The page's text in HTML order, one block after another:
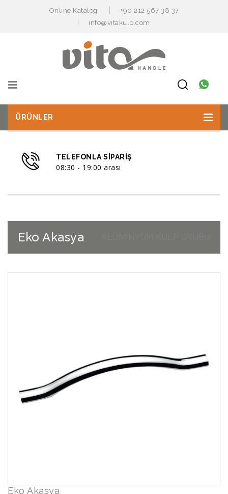
Online Katalog
+90 212 567 38 37
info@vitakulp.com
ÜRÜNLER
TELEFONLA SIPARIŞ
08:30 - 19:00 arası
Eko Akasya
Eko Akasya